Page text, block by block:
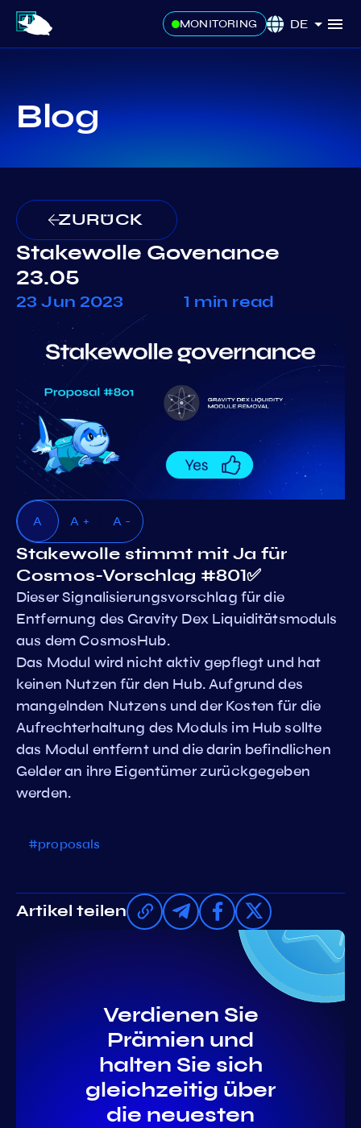
MONITORING DE
Blog
ZURÜCK
Stakewolle Govenance
23.05
23 Jun 2023 1 min read
A A + A -
Stakewolle stimmt mit Ja für
Cosmos-Vorschlag #801✅
Dieser Signalisierungsvorschlag für die
Entfernung des Gravity Dex Liquiditätsmoduls
aus dem CosmosHub.
Das Modul wird nicht aktiv gepflegt und hat
keinen Nutzen für den Hub. Aufgrund des
mangelnden Nutzens und der Kosten für die
Aufrechterhaltung des Moduls im Hub sollte
das Modul entfernt und die darin befindlichen
Gelder an ihre Eigentümer zurückgegeben
werden.
#proposals
Artikel teilen
Verdienen Sie
Prämien und
halten Sie sich
gleichzeitig über
die neuesten